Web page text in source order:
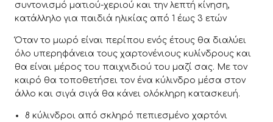
συντονισμό ματιού-χεριού και την λεπτή κίνηση,
κατάλληλο για παιδιά ηλικίας από 1 έως 3 ετών
Όταν το μωρό είναι περίπου ενός έτους θα διαλύει
όλο υπερηφάνεια τους χαρτονένιους κυλίνδρους και
θα είναι μέρος του παιχνιδιού του μαζί σας. Με τον
καιρό θα τοποθετήσει τον ένα κύλινδρο μέσα στον
άλλο και σιγά σιγά θα κάνει ολόκληρη κατασκευή.
8 κύλινδροι από σκληρό πεπιεσμένο χαρτόνι